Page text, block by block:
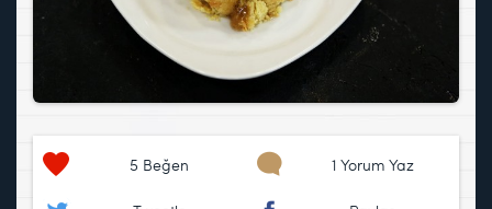
5 Beğen 1 Yorum Yaz